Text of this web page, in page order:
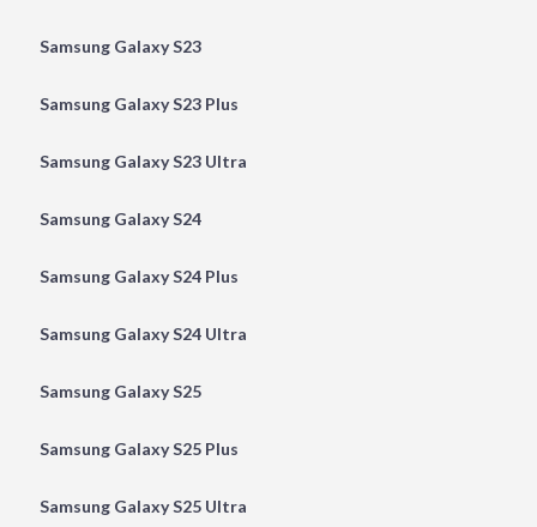
Samsung Galaxy S23
Samsung Galaxy S23 Plus
Samsung Galaxy S23 Ultra
Samsung Galaxy S24
Samsung Galaxy S24 Plus
Samsung Galaxy S24 Ultra
Samsung Galaxy S25
Samsung Galaxy S25 Plus
Samsung Galaxy S25 Ultra